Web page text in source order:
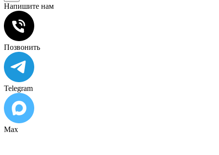
Напишите нам
Позвонить
Telegram
Max